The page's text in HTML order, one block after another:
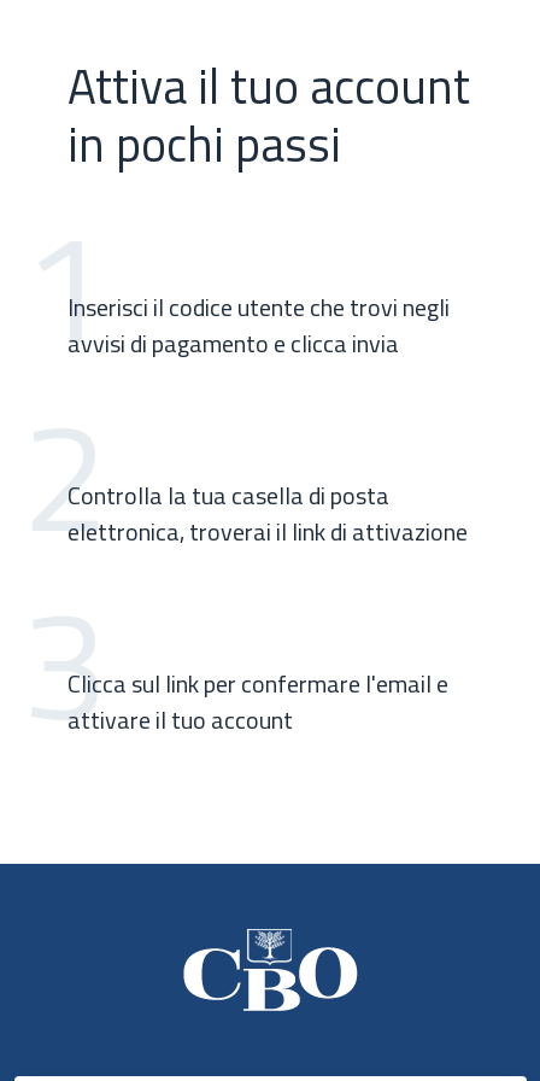
Attiva il tuo account
in pochi passi
1
Inserisci il codice utente che trovi negli
avvisi di pagamento e clicca invia
2
Controlla la tua casella di posta
elettronica, troverai il link di attivazione
3
Clicca sul link per confermare l'email e
attivare il tuo account